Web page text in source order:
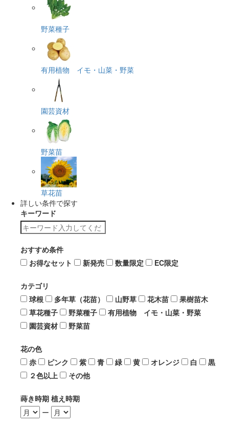
野菜種子
有用植物 イモ・山菜・野菜
園芸資材
野菜苗
草花苗
詳しい条件で探す
キーワード
おすすめ条件
お得なセット
新発売 数量限定 EC限定
カテゴリ
球根
多年草（花苗） 山野草 花木苗
果樹苗木
草花種子
野菜種子
有用植物 イモ・山菜・野菜
園芸資材
野菜苗
花の色
赤
ピンク 紫 青 緑 黄 オレンジ 白
黒
２色以上
その他
蒔き時期 植え時期
ー